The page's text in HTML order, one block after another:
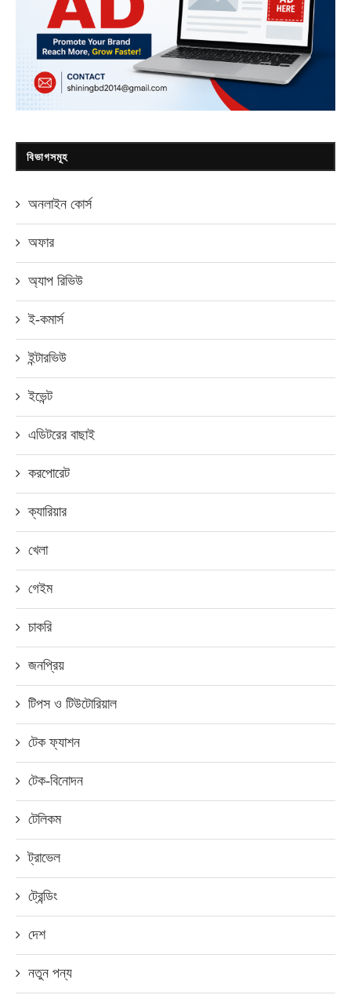
বিভাগসমূহ
অনলাইন কোর্স
অফার
অ্যাপ রিভিউ
ই-কমার্স
ইন্টারভিউ
ইভেন্ট
এডিটরের বাছাই
করপোরেট
ক্যারিয়ার
খেলা
গেইম
চাকরি
জনপ্রিয়
টিপস ও টিউটোরিয়াল
টেক ফ্যাশন
টেক-বিনোদন
টেলিকম
ট্রাভেল
ট্রেন্ডিং
দেশ
নতুন পন্য